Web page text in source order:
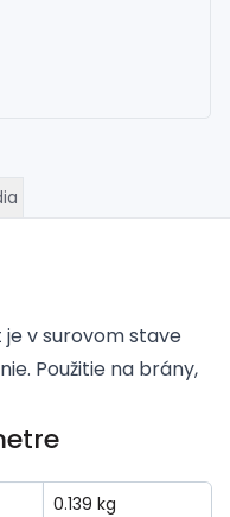
je v surovom stave
Použitie na brány,
0.139 kg